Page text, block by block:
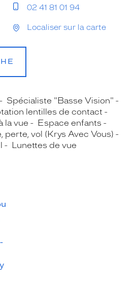
02 41 81 01 94
Localiser sur la carte
Spécialiste "Basse Vision"
lentilles de contact
la vue
Espace enfants
perte, vol (Krys Avec Vous)
Lunettes de vue